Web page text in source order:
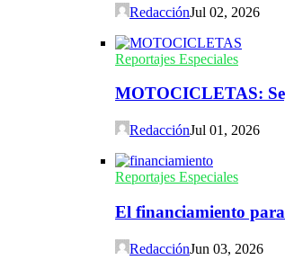
RedacciónJul 02, 2026
Reportajes Especiales
MOTOCICLETAS:
RedacciónJul 01, 2026
Reportajes Especiales
El financiamiento
RedacciónJun 03, 2026